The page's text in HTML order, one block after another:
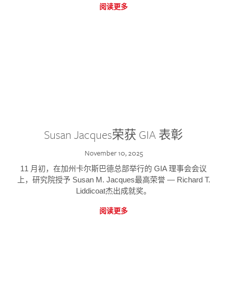
阅读更多
Susan Jacques荣获 GIA 表彰
November 10, 2025
11 月初，在加州卡尔斯巴德总部举行的 GIA 理事会会议
上，研究院授予 Susan M. Jacques最高荣誉 — Richard T.
Liddicoat杰出成就奖。
阅读更多